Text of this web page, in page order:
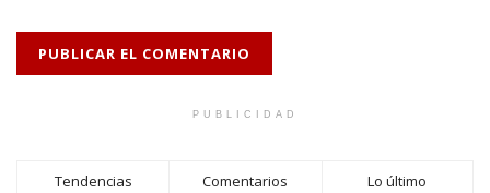
PUBLICIDAD
Tendencias Comentarios Lo último